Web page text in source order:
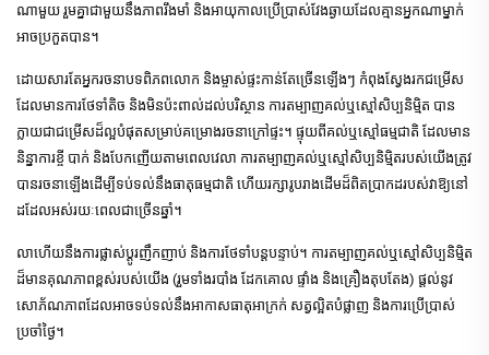
ណាមួយ រួមគ្នាជាមួយនឹងភាពរឹងមាំ និងអាយុកាលប្រើប្រាស់វែងឆ្ងាយដែលគ្មានអ្នកណាម្នាក់
អាចប្រកួតបាន។
ដោយសារតែអ្នករចនាបទពិភពលោក និងម្ចាស់ផ្ទះកាន់តែច្រើនឡើងៗ កំពុងស្វែងរកជម្រើស
ដែលមានការថែទាំតិច និងមិនប៉ះពាល់ដល់បរិស្ថាន ការតម្បាញគល់ឬស្មៅសិប្បនិម្មិត បាន
ក្លាយជាជម្រើសដ៏ល្អបំផុតសម្រាប់គម្រោងរចនាក្រៅផ្ទះ។ ផ្ទុយពីគល់ឬស្មៅធម្មជាតិ ដែលមាន
និន្នាការខ្ចី បាក់ និងបែកញើយតាមពេលវេលា ការតម្បាញគល់ឬស្មៅសិប្បនិម្មិតរបស់យើងត្រូវ
បានរចនាឡើងដើម្បីទប់ទល់នឹងធាតុធម្មជាតិ ហើយរក្សារូបរាងដើមដ៏ពិតប្រាកដរបស់វាឱ្យនៅ
ដដែលអស់រយៈពេលជាច្រើនឆ្នាំ។
លាហើយនឹងការផ្លាស់ប្ដូរញឹកញាប់ និងការថែទាំបន្តបន្ទាប់។ ការតម្បាញគល់ឬស្មៅសិប្បនិម្មិត
ដ៏មានគុណភាពខ្ពស់របស់យើង (រួមទាំងរបាំង ដែកគោល ផ្ទាំង និងគ្រឿងតុបតែង) ផ្តល់នូវ
សោភ័ណភាពដែលអាចទប់ទល់នឹងអាកាសធាតុអាក្រក់ សត្វល្អិតបំផ្លាញ និងការប្រើប្រាស់
ប្រចាំថ្ងៃ។